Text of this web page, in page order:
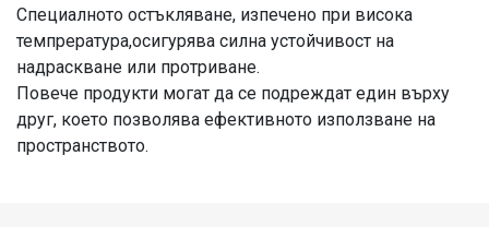
Специалното остъкляване, изпечено при висока
темпрература,осигурява силна устойчивост на
надраскване или протриване.
Повече продукти могат да се подреждат един върху
друг, което позволява ефективното използване на
пространството.